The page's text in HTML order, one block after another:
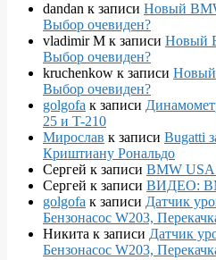
dandan к записи Новый
Выбор очевиден?
vladimir M к записи Новый
Выбор очевиден?
kruchenkow к записи Новый
Выбор очевиден?
golgofa к записи
25 и T-210
Мирослав к записи Bugatti
Криштиану Рональдо
Сергей к записи BMW
Сергей к записи ВИДЕО:
golgofa к записи Датчик
Бензонасос W203,
Никита к записи Датчик
Бензонасос W203,